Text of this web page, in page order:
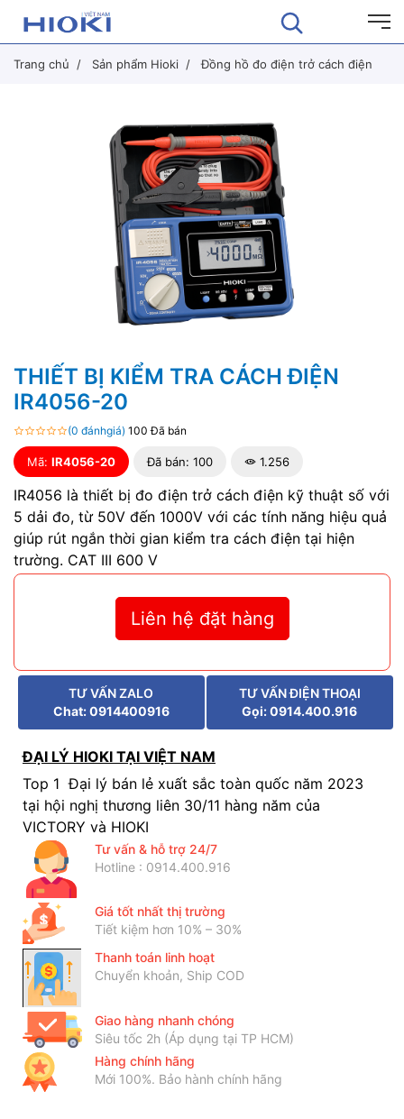
Trang chủ Sản phẩm Hioki Đồng hồ đo điện trở cách điện
THIẾT BỊ KIỂM TRA CÁCH ĐIỆN
IR4056-20
(0 đánhgiá) 100 Đã bán
Mã: IR4056-20 Đã bán: 100 1.256
IR4056 là thiết bị đo điện trở cách điện kỹ thuật số với
5 dải đo, từ 50V đến 1000V với các tính năng hiệu quả
giúp rút ngắn thời gian kiểm tra cách điện tại hiện
trường. CAT III 600 V
Liên hệ đặt hàng
TƯ VẤN ZALO
Chat: 0914400916
TƯ VẤN ĐIỆN THOẠI
Gọi: 0914.400.916
ĐẠI LÝ HIOKI TẠI VIỆT NAM
Top 1 Đại lý bán lẻ xuất sắc toàn quốc năm 2023
tại hội nghị thương liên 30/11 hàng năm của
VICTORY và HIOKI
Tư vấn & hỗ trợ 24/7
Hotline : 0914.400.916
Giá tốt nhất thị trường
Tiết kiệm hơn 10% – 30%
Thanh toán linh hoạt
Chuyển khoản, Ship COD
Giao hàng nhanh chóng
Siêu tốc 2h (Áp dụng tại TP HCM)
Hàng chính hãng
Mới 100%. Bảo hành chính hãng